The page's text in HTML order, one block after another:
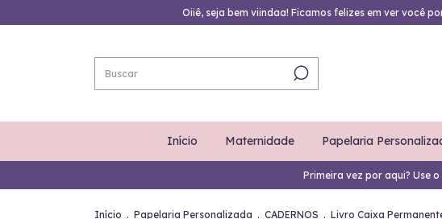
Oiiê, seja bem viindaa! Ficamos felizes em ver você
Início Maternidade Papelaria
Primeira vez por aqui? Use
Início . Papelaria Personalizada . CADERNOS . Livro Caixa